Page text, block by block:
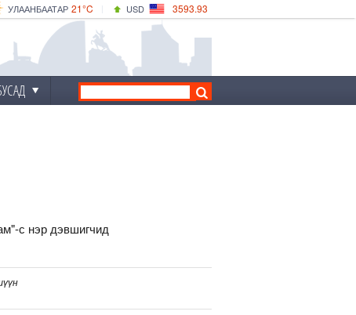
21°C
УЛААНБААТАР
24°C
ДАРХАН
21°C
ЭРДЭНЭТ
USD 3593.93
4149.01
с нэр дэвшигчид